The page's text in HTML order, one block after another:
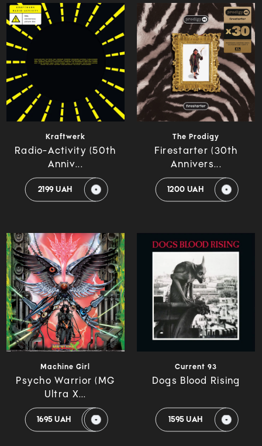
Kraftwerk
Radio-Activity (50th
Anniv...
2199 UAH
The Prodigy
Firestarter (30th
Annivers...
1200 UAH
Machine Girl
Psycho Warrior (MG
Ultra X...
1695 UAH
Current 93
Dogs Blood Rising
1595 UAH